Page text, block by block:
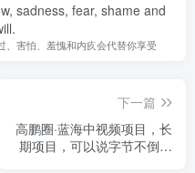
sadness, fear, shame and
、害怕、羞愧和内疚会代替你享受
下一篇
高鹏圈·蓝海中视频项目，长
期项目，可以说字节不倒，